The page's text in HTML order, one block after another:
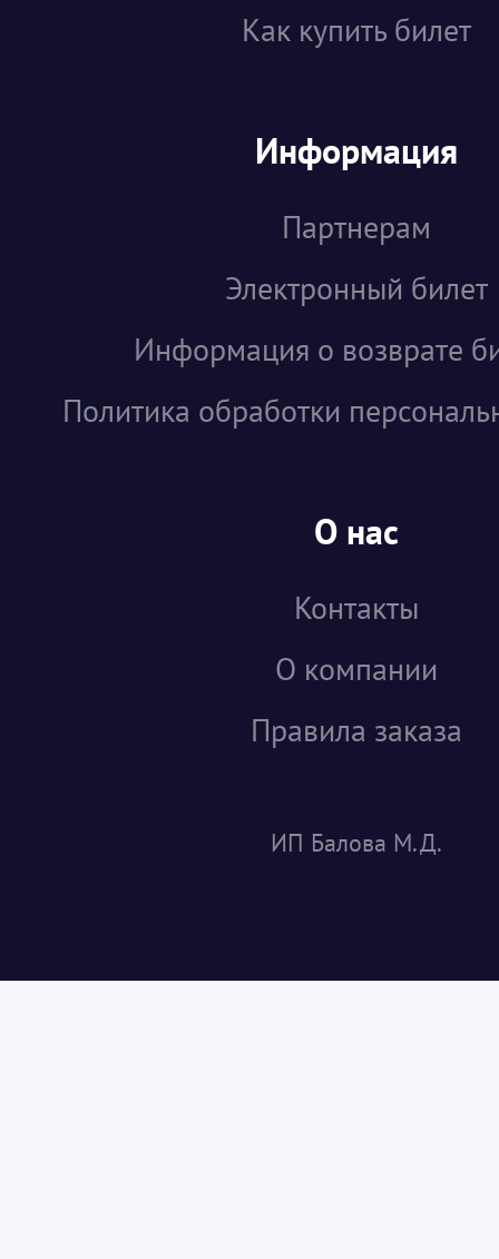
Как купить билет
Информация
Партнерам
Электронный билет
Информация о возврате
Политика обработки
О нас
Контакты
О компании
Правила заказа
ИП Балова М.Д.